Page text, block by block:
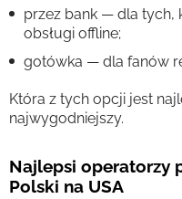
przez bank — dla tych,
obsługi offline;
gotówka — dla fanów
Która z tych opcji jest
najwygodniejszy.
Najlepsi operatorzy
Polski na USA